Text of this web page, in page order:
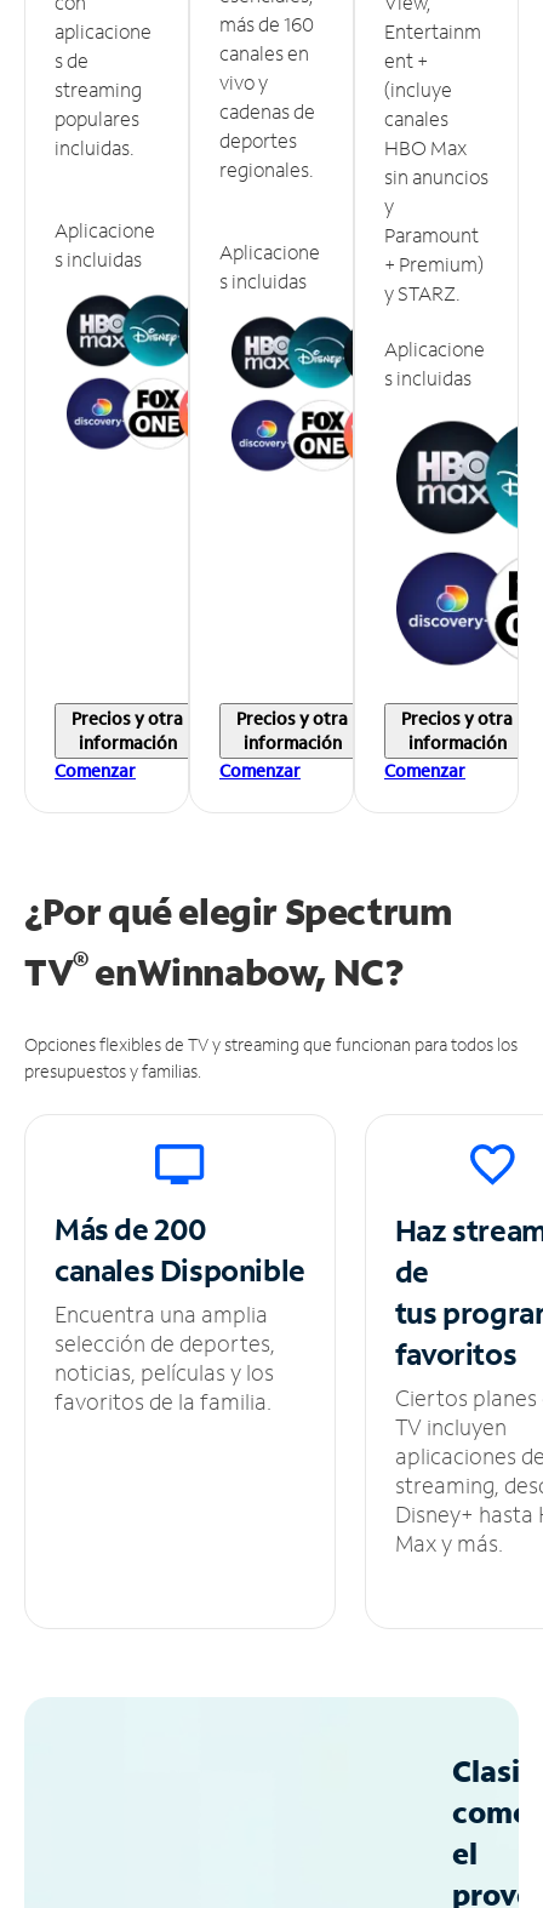
aplicacione
s de
streaming
populares
incluidas.
Aplicacione
s incluidas
Precios y otra
información
Comenzar
más de 160
canales en
vivo y
cadenas de
deportes
regionales.
Aplicacione
s incluidas
Precios y otra
información
Comenzar
Entertainm
ent +
(incluye
canales
HBO Max
sin anuncios
y
Paramount
+ Premium)
y STARZ.
Aplicacione
s incluidas
Precios y otra
información
Comenzar
¿Por qué elegir Spectrum
TV®enWinnabow, NC?
Opciones flexibles de TV y streaming que funcionan para todos los
presupuestos y familias.
Más de 200
canalesDisponible
Encuentra una amplia
selección de deportes,
noticias, películas y los
favoritos de la familia.
Haz
de
tus
favoritos
Ciertos planes
TV incluyen
aplicaciones
streaming,
Disney+ hasta
Max y más.
como
el